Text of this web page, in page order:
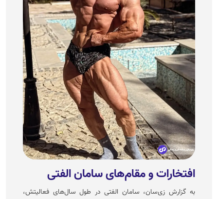
افتخارات و مقام‌های سامان الفتی
به گزارش زی‌سان، سامان الفتی در طول سال‌های فعالیتش،